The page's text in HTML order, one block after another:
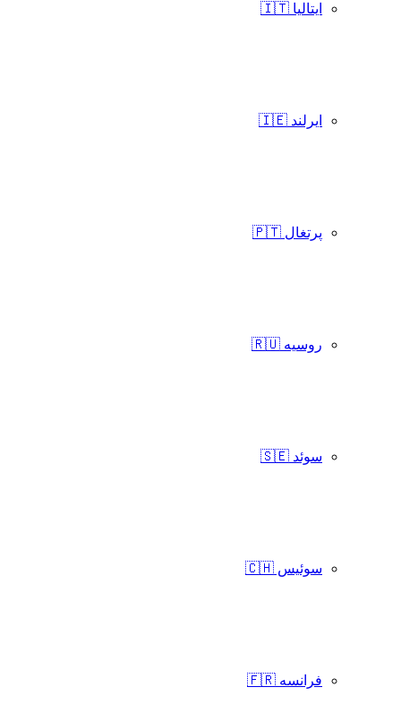
ایتالیا 🇮🇹
ایرلند 🇮🇪
پرتغال 🇵🇹
روسیه 🇷🇺
سوئد 🇸🇪
سوئیس 🇨🇭
فرانسه 🇫🇷